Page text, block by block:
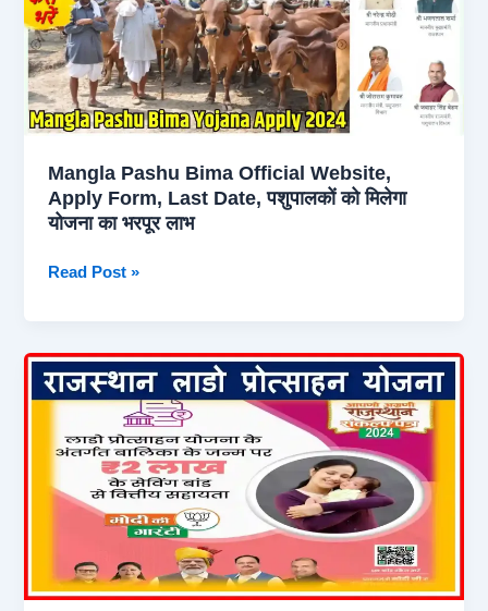
Eligibility,
Documents,
आवेदन
&
दावा
करें
Mangla Pashu Bima Official Website,
Apply Form, Last Date, पशुपालकों को मिलेगा
योजना का भरपूर लाभ
Mangla
Official
Website,
Apply
Last
पशुपालकों
मिलेगा
योजना
Read Post »